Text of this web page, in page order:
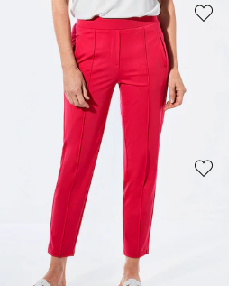
GOLDNER
Bequeme Slinky-Hose VERA
+ 4
ADELINA
+ 2